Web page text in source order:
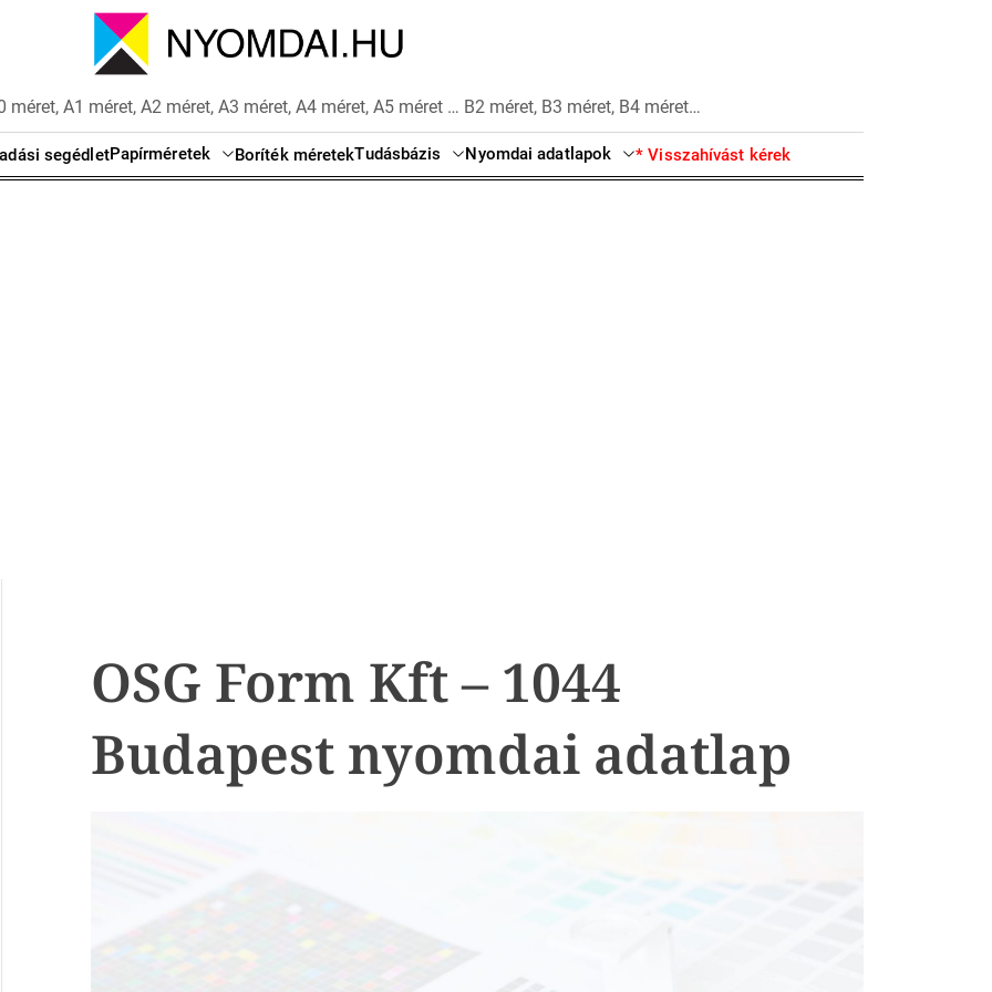
A1 méret, A2 méret, A3 méret, A4 méret, A5 méret … B2 méret, B3 méret, B4 méret…
segédletPapírméretek Boríték méretekTudásbázis Nyomdai adatlapok * Visszahívást kérek
OSG Form Kft – 1044
Budapest nyomdai adatlap